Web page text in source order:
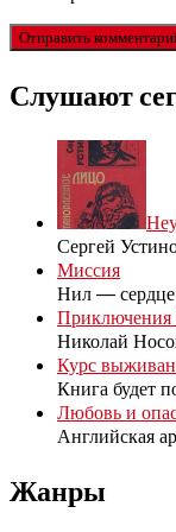
Слушают
Сергей
Миссия
Нил — сердце
Приключения
Николай
Курс
Книга будет
Любовь и
Английская
Жанры